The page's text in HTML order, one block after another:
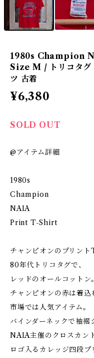
1980s Champion
Size M / トリコタグ
ツ 古着
¥6,380
SOLD OUT
@アイテム詳細
1980s
Champion
NAIA
Print T-Shirt
チャンピオンのプリント
80年代トリコタグで、
レッドのオールコットン。
チャンピオンの赤は着込
市場では人気アイテム。
バインダーネックで袖裾
NAIA主催のクロスカン
ロゴ入るカレッジ四段プ